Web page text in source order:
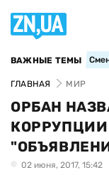
ВАЖНЫЕ ТЕМЫ
ГЛАВНАЯ МИР
ОРБАН
02 июня, 2017, 15:42